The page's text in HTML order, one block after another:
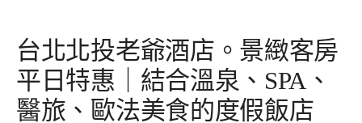
台北北投老爺酒店。景緻客房
平日特惠｜結合溫泉、SPA、
醫旅、歐法美食的度假飯店